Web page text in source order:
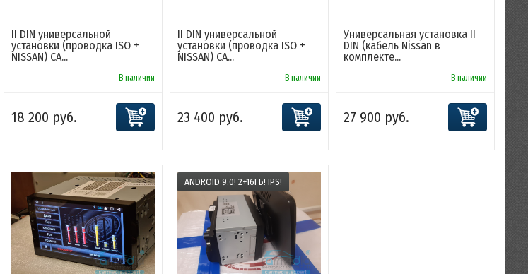
II DIN универсальной
установки (проводка ISO +
NISSAN) CA...
В наличии
18 200 руб.
II DIN универсальной
установки (проводка ISO +
NISSAN) CA...
В наличии
23 400 руб.
Универсальная установка II
DIN (кабель Nissan в
комплекте...
В наличии
27 900 руб.
ANDROID 9.0! 2+16ГБ! IPS!